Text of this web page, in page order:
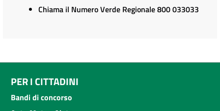
Chiama il Numero Verde Regionale 800 033033
PER I CITTADINI
Bandi di concorso